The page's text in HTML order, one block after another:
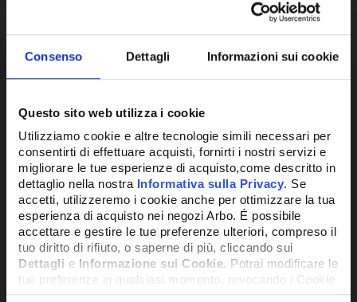
Consenso Dettagli Informazioni sui cookie
Questo sito web utilizza i cookie
Utilizziamo cookie e altre tecnologie simili necessari per
consentirti di effettuare acquisti, fornirti i nostri servizi e
migliorare le tue esperienze di acquisto,come descritto in
dettaglio nella nostra Informativa sulla Privacy. Se
accetti, utilizzeremo i cookie anche per ottimizzare la tua
esperienza di acquisto nei negozi Arbo. É possibile
accettare e gestire le tue preferenze ulteriori, compreso il
tuo diritto di rifiuto, o saperne di più, cliccando sui
Dettagli e Informazione sui Cookie. Potrai modificare le
tue preferenze in qualsiasi momento, revocando i Cookie
precedentemente autorizzati, direttamente dalle
CONTROLLORE PER UNITA
REFRIGERANTE 230V, 3 RELE MBUS
RELE HC
112,05€